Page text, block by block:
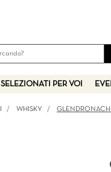
SELEZIONATI PER VOI
WHISKY